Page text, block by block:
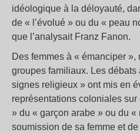
idéologique à la déloyauté,
de « l’évolué » ou du « peau
que l’analysait Franz Fanon.
Des femmes à « émanciper
groupes familiaux. Les
signes religieux » ont mis en
représentations coloniales
» du « garçon arabe » ou du «
soumission de sa femme et